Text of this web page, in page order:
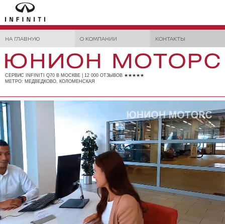
НА ГЛАВНУЮ О КОМПАНИИ КОНТАКТЫ
СЕРВИС INFINITI Q70 В МОСКВЕ | 12 000 ОТЗЫВОВ ★★★★★
МЕТРО: МЕДВЕДКОВО, КОЛОМЕНСКАЯ